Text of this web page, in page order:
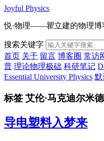
Joyful Physics
悦·物理——瞿立建的物理博
搜索关键字
首页 关于 留言 博客圈 常访
普 理论物理极础 科研笔记
Essential University Physics 默
标签 艾伦·马克迪尔米
导电塑料入梦来